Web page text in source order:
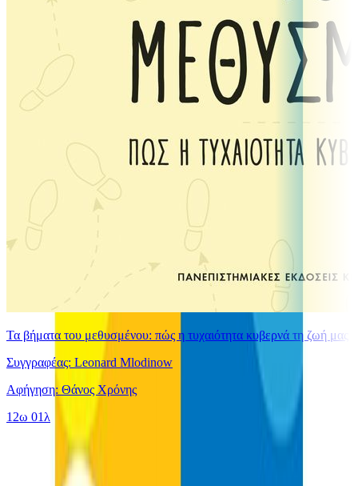
Τα βήματα του μεθυσμένου: πώς η τυχαιότητα κυβερνά τη ζωή μας
Συγγραφέας: Leonard Mlodinow
Αφήγηση: Θάνος Χρόνης
12ω 01λ